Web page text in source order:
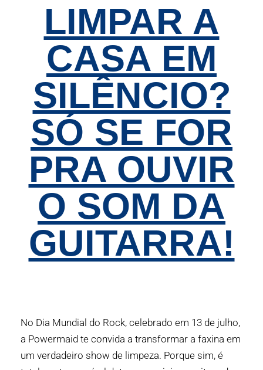
LIMPAR A
CASA EM
SILÊNCIO?
SÓ SE FOR
PRA OUVIR
O SOM DA
GUITARRA!
No Dia Mundial do Rock, celebrado em 13 de julho,
a Powermaid te convida a transformar a faxina em
um verdadeiro show de limpeza. Porque sim, é